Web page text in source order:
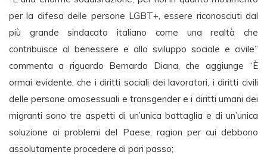
per la difesa delle persone LGBT+, essere riconosciuti dal
più grande sindacato italiano come una realtà che
contribuisce al benessere e allo sviluppo sociale e civile”
commenta a riguardo Bernardo Diana, che aggiunge “È
ormai evidente, che i diritti sociali dei lavoratori, i diritti civili
delle persone omosessuali e transgender e i diritti umani dei
migranti sono tre aspetti di un’unica battaglia e di un’unica
soluzione ai problemi del Paese, ragion per cui debbono
assolutamente procedere di pari passo;